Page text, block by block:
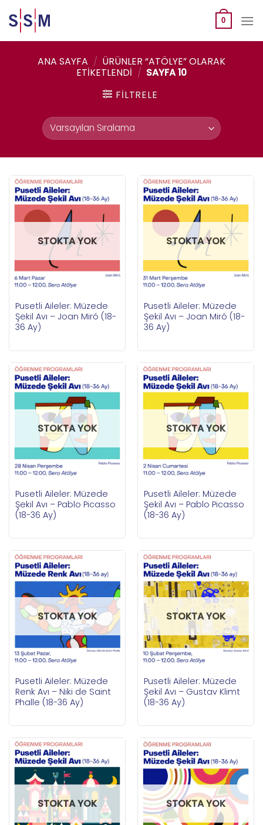
to
content
0
ANA SAYFA / ÜRÜNLER “ATÖLYE” OLARAK
ETIKETLENDI / SAYFA 10
FILTRELE
STOKTA YOK
Pusetli Aileler: Müzede
Şekil Avı – Joan Miró (18-
36 Ay)
STOKTA YOK
Pusetli Aileler: Müzede
Şekil Avı – Joan Miró (18-
36 Ay)
STOKTA YOK
Pusetli Aileler: Müzede
Şekil Avı – Pablo Picasso
(18-36 Ay)
STOKTA YOK
Pusetli Aileler: Müzede
Şekil Avı – Pablo Picasso
(18-36 Ay)
STOKTA YOK
Pusetli Aileler: Müzede
Renk Avı – Niki de Saint
Phalle (18-36 Ay)
STOKTA YOK
Pusetli Aileler: Müzede
Şekil Avı – Gustav Klimt
(18-36 Ay)
STOKTA YOK STOKTA YOK